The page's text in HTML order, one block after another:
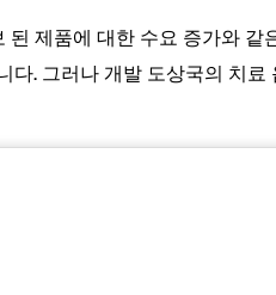
제품에 대한 수요 증가와
다. 그러나 개발 도상국의 치